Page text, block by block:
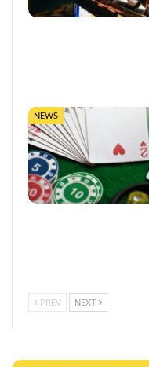
NEWS
PREV NEXT